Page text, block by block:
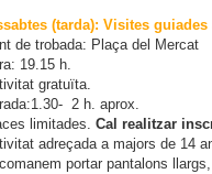
(tarda): Visites
de trobada: Plaça del Mercat
19.15 h.
gratuïta.
2 h. aprox.
limitades. Cal realitzar
adreçada a majors de 14
portar pantalons